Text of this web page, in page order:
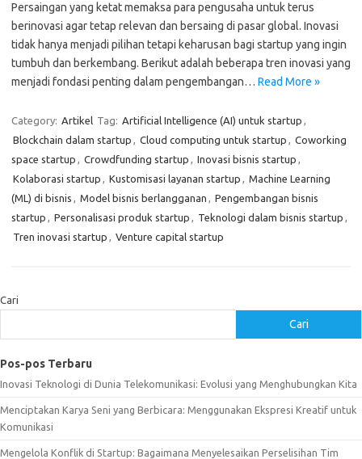
Persaingan yang ketat memaksa para pengusaha untuk terus
berinovasi agar tetap relevan dan bersaing di pasar global. Inovasi
tidak hanya menjadi pilihan tetapi keharusan bagi startup yang ingin
tumbuh dan berkembang. Berikut adalah beberapa tren inovasi yang
menjadi fondasi penting dalam pengembangan… Read More »
Category: Artikel Tag: Artificial Intelligence (AI) untuk startup ,
Blockchain dalam startup , Cloud computing untuk startup , Coworking
space startup , Crowdfunding startup , Inovasi bisnis startup ,
Kolaborasi startup , Kustomisasi layanan startup , Machine Learning
(ML) di bisnis , Model bisnis berlangganan , Pengembangan bisnis
startup , Personalisasi produk startup , Teknologi dalam bisnis startup ,
Tren inovasi startup , Venture capital startup
Cari
Cari
Pos-pos Terbaru
Inovasi Teknologi di Dunia Telekomunikasi: Evolusi yang Menghubungkan Kita
Menciptakan Karya Seni yang Berbicara: Menggunakan Ekspresi Kreatif untuk
Komunikasi
Mengelola Konflik di Startup: Bagaimana Menyelesaikan Perselisihan Tim